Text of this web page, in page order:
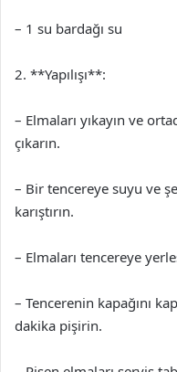
– 1 su bardağı su
2. **Yapılışı**:
– Elmaları yıkayın ve
çıkarın.
– Bir tencereye suyu ve
karıştırın.
– Elmaları tencereye
– Tencerenin kapağını
dakika pişirin.